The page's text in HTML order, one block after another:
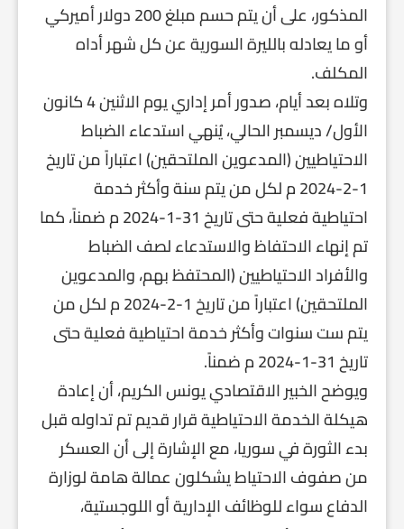
المذكور، على أن يتم حسم مبلغ 200 دولار أميركي
أو ما يعادله بالليرة السورية عن كل شهر أداه
المكلف.
وتلاه بعد أيام، صدور أمر إداري يوم الاثنين 4 كانون
الأول/ ديسمبر الحالي، يُنهي استدعاء الضباط
الاحتياطيين (المدعوين الملتحقين) اعتباراً من تاريخ
1-2-2024 م لكل من يتم سنة وأكثر خدمة
احتياطية فعلية حتى تاريخ 31-1-2024 م ضمناً، كما
تم إنهاء الاحتفاظ والاستدعاء لصف الضباط
والأفراد الاحتياطيين (المحتفظ بهم، والمدعوين
الملتحقين) اعتباراً من تاريخ 1-2-2024 م لكل من
يتم ست سنوات وأكثر خدمة احتياطية فعلية حتى
تاريخ 31-1-2024 م ضمناً.
ويوضح الخبير الاقتصادي يونس الكريم، أن إعادة
هيكلة الخدمة الاحتياطية قرار قديم تم تداوله قبل
بدء الثورة في سوريا، مع الإشارة إلى أن العسكر
من صفوف الاحتياط يشكلون عمالة هامة لوزارة
الدفاع سواء للوظائف الإدارية أو اللوجستية،